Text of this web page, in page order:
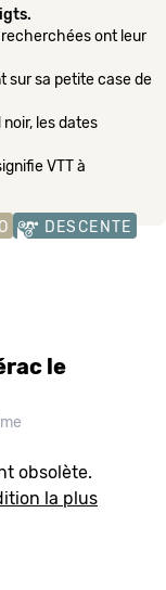
ont leur
sur sa petite case de
les dates
VTT à
DESCENTE
le
obsolète.
la plus